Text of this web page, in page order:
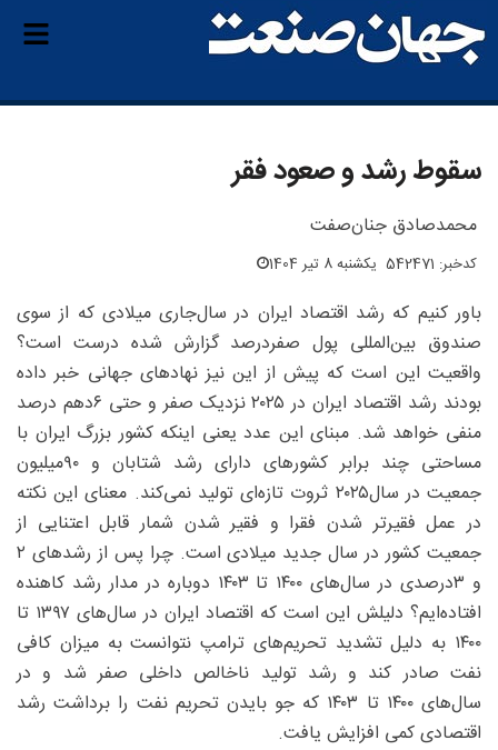
سقوط رشد و صعود فقر
محمدصادق جنان‌صفت
کدخبر: 542471 یکشنبه 8 تیر 1404
باور کنیم که رشد اقتصاد ایران در سال‌جاری میلادی که از سوی
صندوق بین‌المللی پول صفر‌درصد گزارش شده درست است؟
واقعیت این است که پیش از این نیز نهادهای جهانی خبر داده
بودند رشد اقتصاد ایران در ۲۰۲۵ نزدیک صفر و حتی ۶دهم ‌درصد
منفی خواهد شد. مبنای این عدد یعنی اینکه کشور بزرگ ایران با
مساحتی چند برابر کشورهای دارای رشد شتابان و ۹۰‌میلیون
جمعیت در سال۲۰۲۵ ثروت تازه‌ای تولید نمی‌کند. معنای این نکته
در عمل فقیرتر شدن فقرا و فقیر شدن شمار قابل اعتنایی از
جمعیت کشور در سال جدید میلادی است. چرا پس از رشدهای ۲
و ۳‌درصدی در سال‌های ۱۴۰۰ تا ۱۴۰۳ دوباره در مدار رشد کاهنده
افتاده‌ایم؟ دلیلش این است که اقتصاد ایران در سال‌های ۱۳۹۷ تا
۱۴۰۰ به دلیل تشدید تحریم‌های ترامپ نتوانست به میزان کافی
نفت صادر کند و رشد تولید ناخالص داخلی صفر شد و در
سال‌های ۱۴۰۰ تا ۱۴۰۳ که جو بایدن تحریم نفت را برداشت رشد
اقتصادی کمی افزایش یافت.